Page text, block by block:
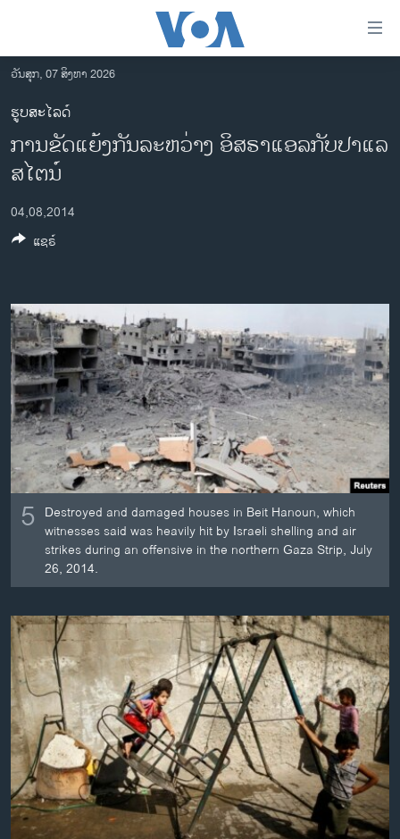
ເຂົ້າ
ຫາ
ຂ້າມ
ຂ້າມ
ຂ້າມ
ໄປ
ຫາ
ຊອກ
ລາວ
ອາເມຣິກາ
ຂ່າວ​ຈີນ
ອິດສະຫຼະພາບດ້ານການຂ່າວ
ຊີວິດຊາວລາວ
ຊຸມຊົນຊາວລາວ
ວິທະຍາສາດ-ເທັກໂນໂລຈີ
ທຸລະກິດ
ພາສາອັງກິດ
ວີດີໂອ
ລາຍການກະຈາຍສຽງ
ຕິດຕາມພວກເຮົາ ທີ່
ພາສາຕ່າງໆ
ວັນສຸກ, 07 ສິງຫາ 2026
ຮູບສະໄລດ໌
ການຂັດແຍ້ງກັນລະຫວ່າງ ອິສຣາແອລກັບປາແລ
ສໄຕນ໌
04,08,2014
5 Destroyed and damaged houses in Beit Hanoun, which
witnesses said was heavily hit by Israeli shelling and air
strikes during an offensive in the northern Gaza Strip, July
26, 2014.
ແຊຣ໌